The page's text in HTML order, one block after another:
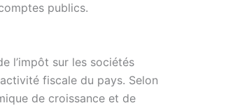
publics.
l’impôt sur les sociétés
fiscale du pays. Selon
de croissance et de